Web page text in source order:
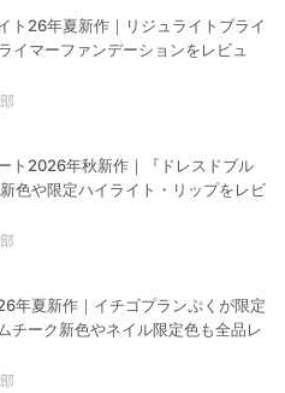
ト26年夏新作｜リジュライトブライ
イマーファンデーションをレビュ
ト2026年秋新作｜『ドレスドブル
色や限定ハイライト・リップをレビ
年夏新作｜イチゴプランぷくが限定
チーク新色やネイル限定色も全品レ